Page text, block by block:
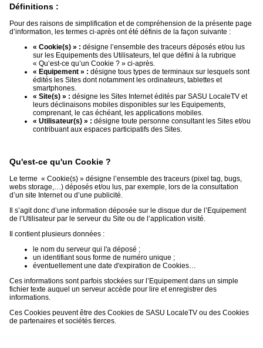
Inscription
pro
Accès
Définitions :
Pour des raisons de simplification et de compréhension de la présente page
d’information, les termes ci-après ont été définis de la façon suivante :
« Cookie(s) » : désigne l’ensemble des traceurs déposés et/ou lus
sur les Equipements des Utilisateurs, tel que défini à la rubrique
« Qu’est-ce qu’un Cookie ? » ci-après.
« Equipement » : désigne tous types de terminaux sur lesquels sont
édités les Sites dont notamment les ordinateurs, tablettes et
smartphones.
« Site(s) » : désigne les Sites Internet édités par SASU LocaleTV et
leurs déclinaisons mobiles disponibles sur les Equipements,
comprenant, le cas échéant, les applications mobiles.
« Utilisateur(s) » : désigne toute personne consultant les Sites et/ou
contribuant aux espaces participatifs des Sites.
Qu'est-ce qu'un Cookie ?
Le terme « Cookie(s) » désigne l’ensemble des traceurs (pixel tag, bugs,
webs storage,…) déposés et/ou lus, par exemple, lors de la consultation
d’un site Internet ou d’une publicité.
Il s’agit donc d’une information déposée sur le disque dur de l’Equipement
de l’Utilisateur par le serveur du Site ou de l’application visité.
Il contient plusieurs données :
le nom du serveur qui l'a déposé ;
un identifiant sous forme de numéro unique ;
éventuellement une date d'expiration de Cookies…
Ces informations sont parfois stockées sur l’Equipement dans un simple
fichier texte auquel un serveur accède pour lire et enregistrer des
informations.
Ces Cookies peuvent être des Cookies de SASU LocaleTV ou des Cookies
de partenaires et sociétés tierces.